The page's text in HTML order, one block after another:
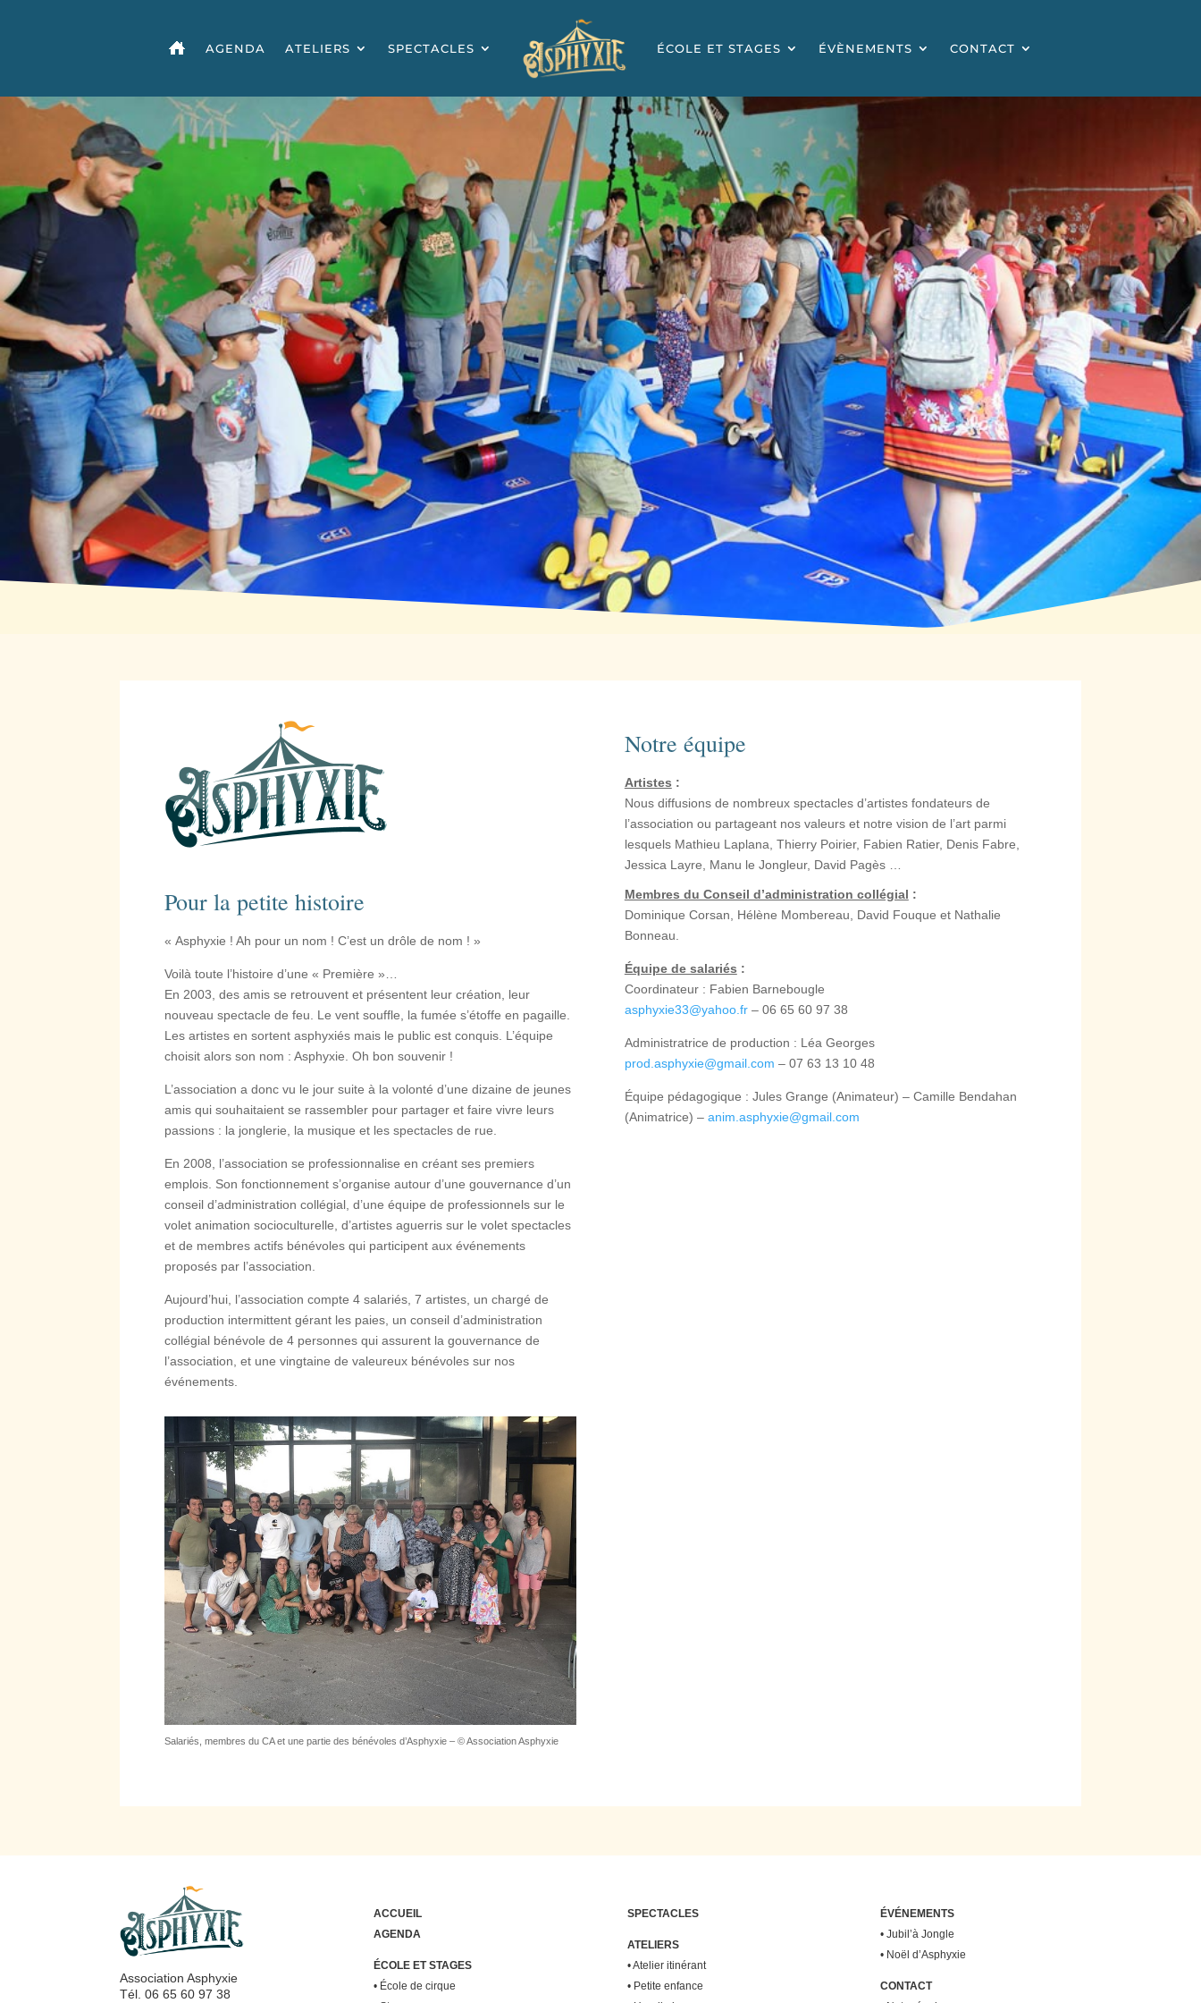
AGENDA ATELIERS SPECTACLES ÉCOLE ET STAGES ÉVÈNEMENTS CONTACT
Pour la petite histoire
« Asphyxie ! Ah pour un nom ! C’est un drôle de nom ! »
Voilà toute l’histoire d’une « Première »…
En 2003, des amis se retrouvent et présentent leur création, leur
nouveau spectacle de feu. Le vent souffle, la fumée s’étoffe en pagaille.
Les artistes en sortent asphyxiés mais le public est conquis. L’équipe
choisit alors son nom : Asphyxie. Oh bon souvenir !
L’association a donc vu le jour suite à la volonté d’une dizaine de jeunes
amis qui souhaitaient se rassembler pour partager et faire vivre leurs
passions : la jonglerie, la musique et les spectacles de rue.
En 2008, l’association se professionnalise en créant ses premiers
emplois. Son fonctionnement s’organise autour d’une gouvernance d’un
conseil d’administration collégial, d’une équipe de professionnels sur le
volet animation socioculturelle, d’artistes aguerris sur le volet spectacles
et de membres actifs bénévoles qui participent aux événements
proposés par l’association.
Aujourd’hui, l’association compte 4 salariés, 7 artistes, un chargé de
production intermittent gérant les paies, un conseil d’administration
collégial bénévole de 4 personnes qui assurent la gouvernance de
l’association, et une vingtaine de valeureux bénévoles sur nos
événements.
Salariés, membres du CA et une partie des bénévoles d’Asphyxie – © Association Asphyxie
Notre équipe
Artistes :
Nous diffusions de nombreux spectacles d’artistes fondateurs de
l’association ou partageant nos valeurs et notre vision de l’art parmi
lesquels Mathieu Laplana, Thierry Poirier, Fabien Ratier, Denis Fabre,
Jessica Layre, Manu le Jongleur, David Pagès …
Membres du Conseil d’administration collégial :
Dominique Corsan, Hélène Mombereau, David Fouque et Nathalie
Bonneau.
Équipe de salariés :
Coordinateur : Fabien Barnebougle
asphyxie33@yahoo.fr– 06 65 60 97 38
Administratrice de production : Léa Georges
prod.asphyxie@gmail.com – 07 63 13 10 48
Équipe pédagogique : Jules Grange (Animateur) – Camille Bendahan
(Animatrice) – anim.asphyxie@gmail.com
Association Asphyxie
Tél. 06 65 60 97 38
ACCUEIL
AGENDA
ÉCOLE ET STAGES
• École de cirque
SPECTACLES
ATELIERS
•Atelier itinérant
• Petite enfance
ÉVÉNEMENTS
•Jubil’à Jongle
• Noël d’Asphyxie
CONTACT